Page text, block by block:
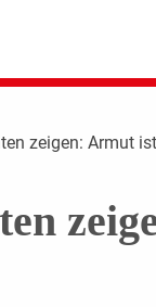
zeigen: Armut